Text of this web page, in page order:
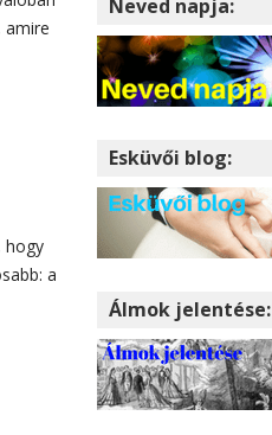
amire
hogy
a
Neved napja:
Esküvői blog:
Álmok jelentése: